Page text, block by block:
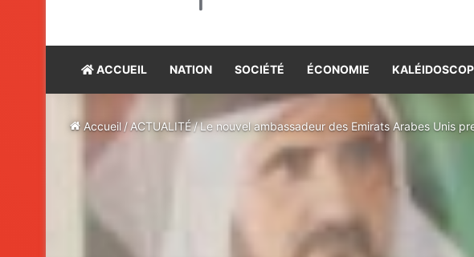
ACCUEIL NATION SOCIÉTÉ ÉCONOMIE
Accueil / ACTUALITÉ/Le nouvel ambassadeur des Emirats Arabes Unis